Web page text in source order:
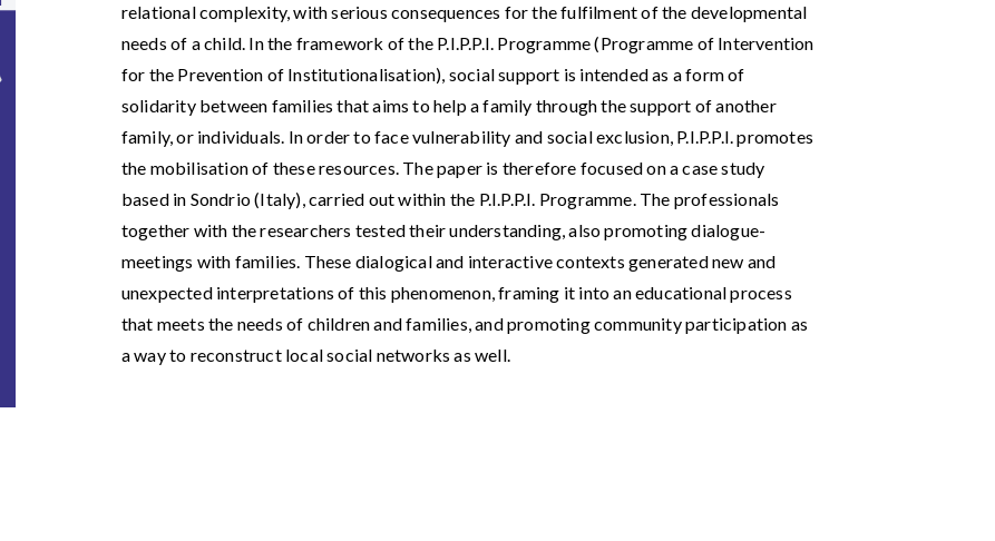
relational complexity, with serious consequences for the fulfilment of the developmental
needs of a child. In the framework of the P.I.P.P.I. Programme (Programme of Intervention
for the Prevention of Institutionalisation), social support is intended as a form of
solidarity between families that aims to help a family through the support of another
family, or individuals. In order to face vulnerability and social exclusion, P.I.P.P.I. promotes
the mobilisation of these resources. The paper is therefore focused on a case study
based in Sondrio (Italy), carried out within the P.I.P.P.I. Programme. The professionals
together with the researchers tested their understanding, also promoting dialogue-
meetings with families. These dialogical and interactive contexts generated new and
unexpected interpretations of this phenomenon, framing it into an educational process
that meets the needs of children and families, and promoting community participation as
a way to reconstruct local social networks as well.